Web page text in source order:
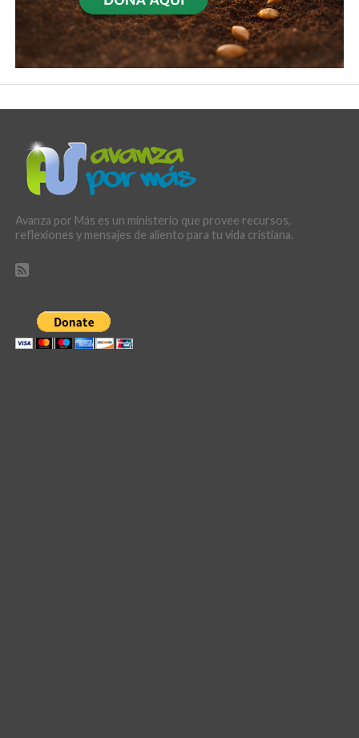
Avanza por Más es un ministerio que provee recursos,
reflexiones y mensajes de aliento para tu vida cristiana.